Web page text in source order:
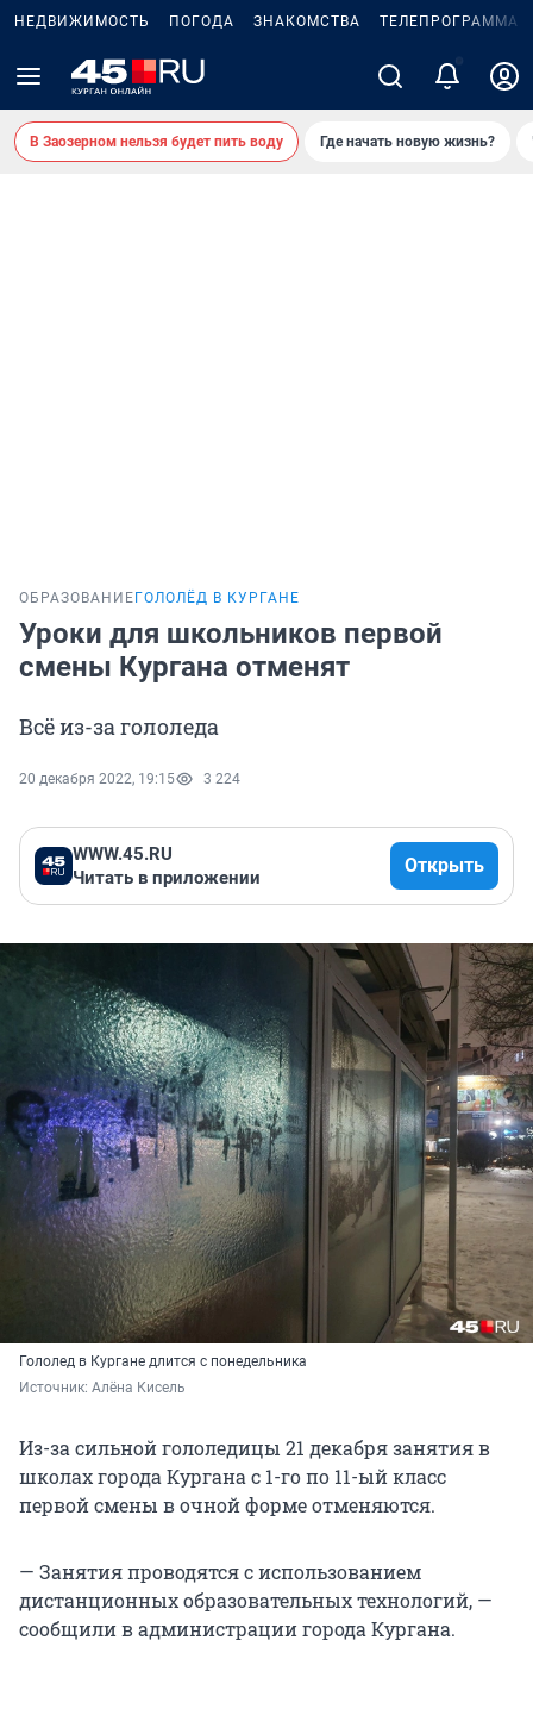
НЕДВИЖИМОСТЬ ПОГОДА ЗНАКОМСТВА ТЕЛЕПРОГРАММА
В Заозерном нельзя будет пить воду Где начать новую жизнь?
ОБРАЗОВАНИЕ ГОЛОЛЁД В КУРГАНЕ
Уроки для школьников первой
смены Кургана отменят
Всё из-за гололеда
20 декабря 2022, 19:15 3 224
WWW.45.RU
Читать в приложении
Открыть
Гололед в Кургане длится с понедельника
Источник: Алёна Кисель
Из-за сильной гололедицы 21 декабря занятия в
школах города Кургана с 1-го по 11-ый класс
первой смены в очной форме отменяются.
— Занятия проводятся с использованием
дистанционных образовательных технологий, —
сообщили в администрации города Кургана.